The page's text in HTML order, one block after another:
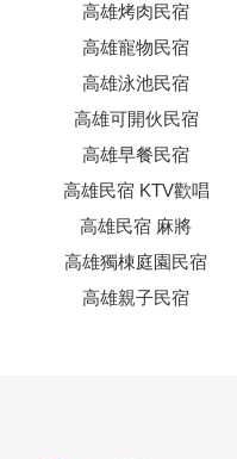
高雄烤肉民宿
高雄寵物民宿
高雄泳池民宿
高雄可開伙民宿
高雄早餐民宿
高雄民宿 KTV歡唱
高雄民宿 麻將
高雄獨棟庭園民宿
高雄親子民宿